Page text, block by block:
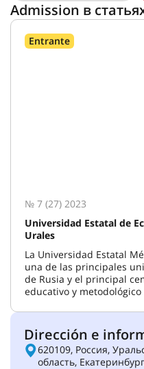
Admission в
Entrante
№ 7 (27) 2023
Universidad Estatal de
Urales
La Universidad Estatal
una de las principales
de Rusia y el principal
educativo y metodológico
Dirección e
620109, Россия,
область,